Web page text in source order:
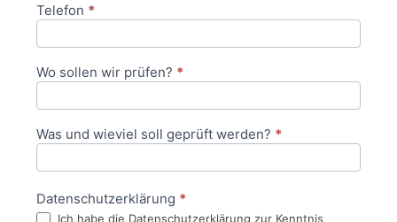
Telefon *
Wo sollen wir prüfen? *
Was und wieviel soll geprüft werden? *
Datenschutzerklärung *
Ich habe die Datenschutzerklärung zur Kenntnis